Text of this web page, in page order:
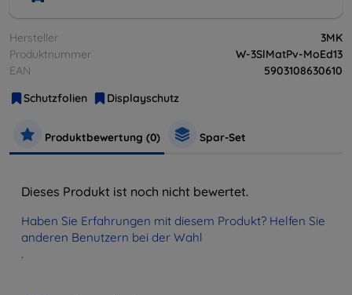
Hersteller
3MK
Produktnummer
W-3SlMatPv-MoEd13
EAN
5903108630610
Schutzfolien
Displayschutz
Produktbewertung (0) Spar-Set
Dieses Produkt ist noch nicht bewertet.
Haben Sie Erfahrungen mit diesem Produkt? Helfen Sie
anderen Benutzern bei der Wahl
.